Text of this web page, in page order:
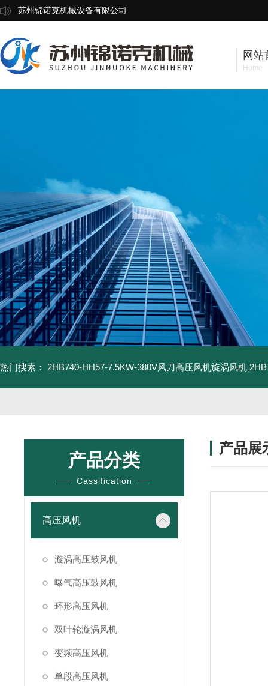
苏州锦诺克机械设备有限公司
网站
Home
热门搜索： 2HB740-HH57-7.5KW-380V风刀高压风机旋涡风机
产品分类
Cassification
高压风机
漩涡高压鼓风机
曝气高压鼓风机
环形高压风机
双叶轮漩涡风机
变频高压风机
单段高压风机
产品展